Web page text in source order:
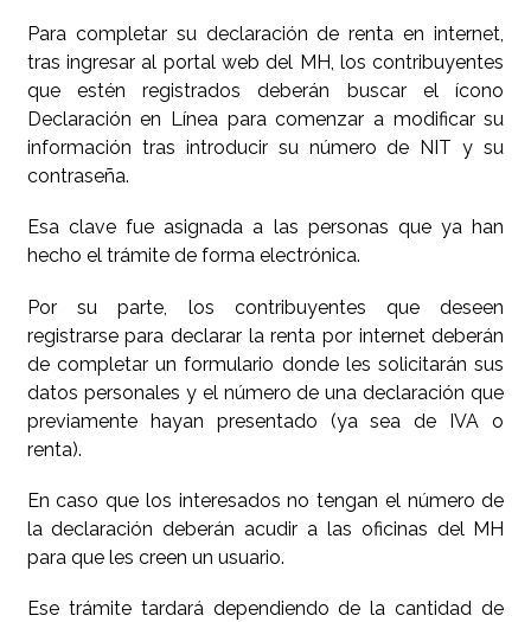
Para completar su declaración de renta en internet,
tras ingresar al portal web del MH, los contribuyentes
que estén registrados deberán buscar el ícono
Declaración en Línea para comenzar a modificar su
información tras introducir su número de NIT y su
contraseña.
Esa clave fue asignada a las personas que ya han
hecho el trámite de forma electrónica.
Por su parte, los contribuyentes que deseen
registrarse para declarar la renta por internet deberán
de completar un formulario donde les solicitarán sus
datos personales y el número de una declaración que
previamente hayan presentado (ya sea de IVA o
renta).
En caso que los interesados no tengan el número de
la declaración deberán acudir a las oficinas del MH
para que les creen un usuario.
Ese trámite tardará dependiendo de la cantidad de